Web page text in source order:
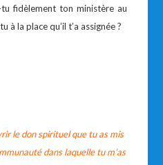
fidèlement ton ministère au
à la place qu’il t’a assignée ?
le don spirituel que tu as mis
dans laquelle tu m’as